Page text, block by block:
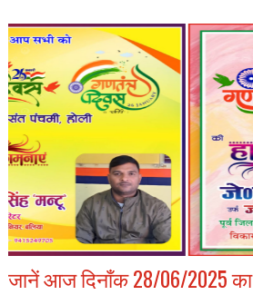
जानें आज दिनाँक 28/06/2025